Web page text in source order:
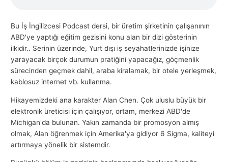
Bu İş İngilizcesi Podcast dersi, bir üretim şirketinin çalışanının
ABD'ye yaptığı eğitim gezisini konu alan bir dizi gösterinin
ilkidir.. Serinin üzerinde, Yurt dışı iş seyahatlerinizde işinize
yarayacak birçok durumun pratiğini yapacağız, göçmenlik
sürecinden geçmek dahil, araba kiralamak, bir otele yerleşmek,
kablosuz internet vb. kullanma.
Hikayemizdeki ana karakter Alan Chen. Çok uluslu büyük bir
elektronik üreticisi için çalışıyor, ortam, merkezi ABD'de
Michigan'da bulunan. Yakın zamanda bir promosyon almış
olmak, Alan öğrenmek için Amerika'ya gidiyor 6 Sigma, kaliteyi
artırmaya yönelik bir sistemdir.